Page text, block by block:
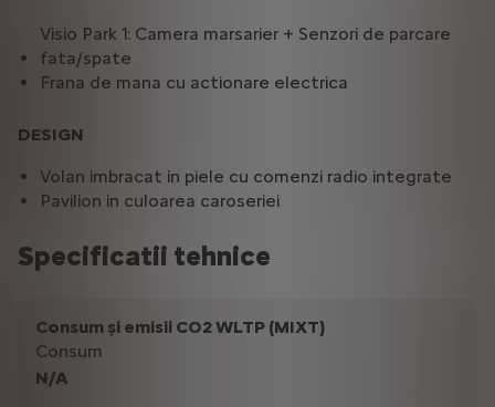
Visio Park 1: Camera marsarier + Senzori de parcare
fata/spate
Frana de mana cu actionare electrica
DESIGN
Volan imbracat in piele cu comenzi radio integrate
Pavilion in culoarea caroseriei
Specificatii tehnice
Consum și emisii CO2 WLTP (MIXT)
Consum
N/A